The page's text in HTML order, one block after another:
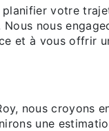
votre
nous
et à vous offrir
nous croyons
une